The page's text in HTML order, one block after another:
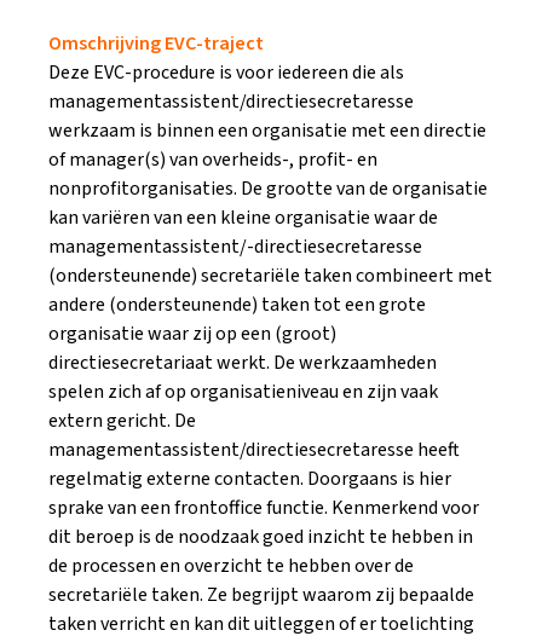
Omschrijving EVC-traject
Deze EVC-procedure is voor iedereen die als
managementassistent/directiesecretaresse
werkzaam is binnen een organisatie met een directie
of manager(s) van overheids-, profit- en
nonprofitorganisaties. De grootte van de organisatie
kan variëren van een kleine organisatie waar de
managementassistent/-directiesecretaresse
(ondersteunende) secretariële taken combineert met
andere (ondersteunende) taken tot een grote
organisatie waar zij op een (groot)
directiesecretariaat werkt. De werkzaamheden
spelen zich af op organisatieniveau en zijn vaak
extern gericht. De
managementassistent/directiesecretaresse heeft
regelmatig externe contacten. Doorgaans is hier
sprake van een frontoffice functie. Kenmerkend voor
dit beroep is de noodzaak goed inzicht te hebben in
de processen en overzicht te hebben over de
secretariële taken. Ze begrijpt waarom zij bepaalde
taken verricht en kan dit uitleggen of er toelichting